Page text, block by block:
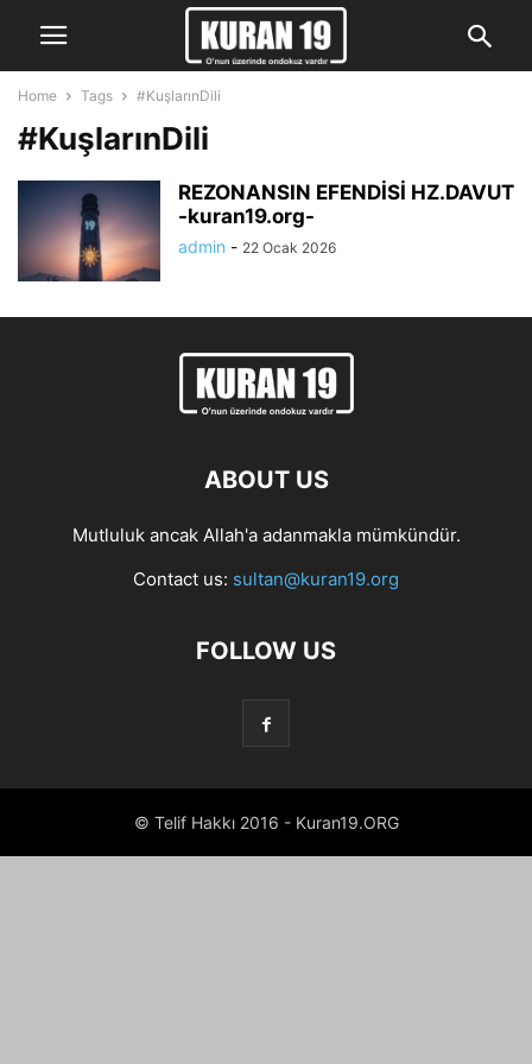
Home Tags #KuşlarınDili
#KuşlarınDili
REZONANSIN EFENDİSİ HZ.DAVUT
-kuran19.org-
admin - 22 Ocak 2026
ABOUT US
Mutluluk ancak Allah'a adanmakla mümkündür.
Contact us: sultan@kuran19.org
FOLLOW US
© Telif Hakkı 2016 - Kuran19.ORG